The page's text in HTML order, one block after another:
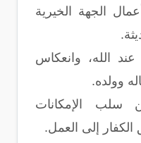
الجهة الخيرية
عند الله، وانعكاس
وولده.
سلب الإمكانات
الكفار إلى العمل.